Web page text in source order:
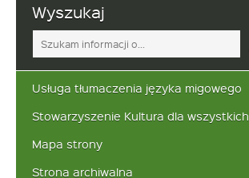
Wyszukaj
wpisz
Usługa tłumaczenia języka migowego
Stowarzyszenie Kultura dla wszystkich
Mapa strony
Strona archiwalna